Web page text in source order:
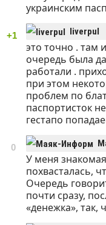
украинским
+1 liverpul
это точно . там
очередь была
работали .
при этом
проблем по
паспортисток
гестапо
0
У меня
похвасталась,
Очередь
почти сразу,
«денежка», так,